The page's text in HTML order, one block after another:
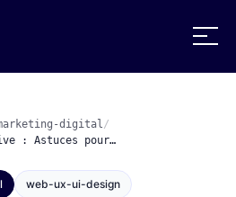
digital/
: Astuces pour…
web-ux-ui-design